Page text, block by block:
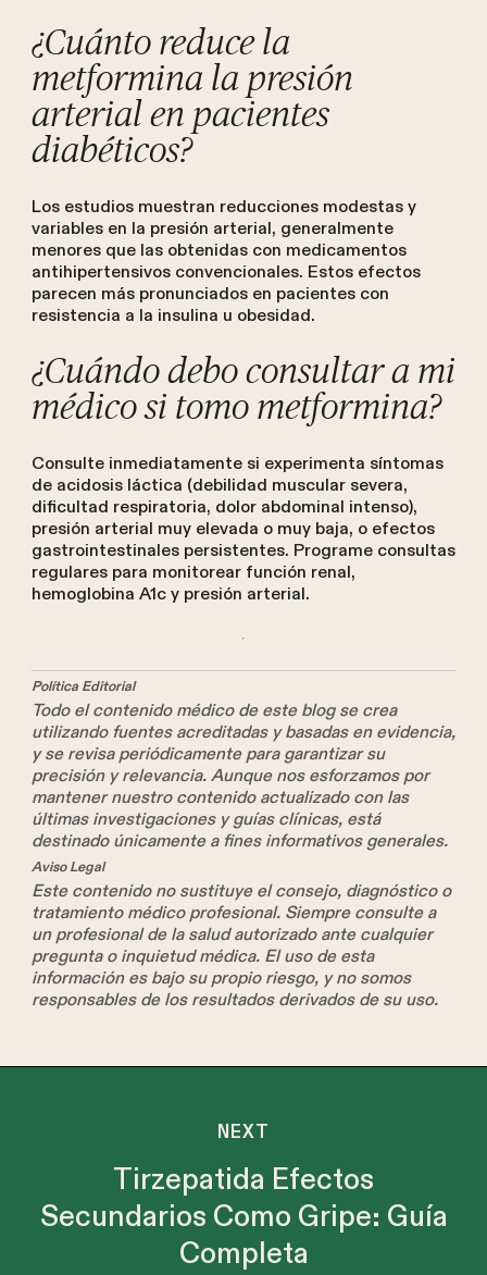
¿Cuánto reduce la
metformina la presión
arterial en pacientes
diabéticos?
Los estudios muestran reducciones modestas y
variables en la presión arterial, generalmente
menores que las obtenidas con medicamentos
antihipertensivos convencionales. Estos efectos
parecen más pronunciados en pacientes con
resistencia a la insulina u obesidad.
¿Cuándo debo consultar a mi
médico si tomo metformina?
Consulte inmediatamente si experimenta síntomas
de acidosis láctica (debilidad muscular severa,
dificultad respiratoria, dolor abdominal intenso),
presión arterial muy elevada o muy baja, o efectos
gastrointestinales persistentes. Programe consultas
regulares para monitorear función renal,
hemoglobina A1c y presión arterial.
Política Editorial
Todo el contenido médico de este blog se crea
utilizando fuentes acreditadas y basadas en evidencia,
y se revisa periódicamente para garantizar su
precisión y relevancia. Aunque nos esforzamos por
mantener nuestro contenido actualizado con las
últimas investigaciones y guías clínicas, está
destinado únicamente a fines informativos generales.
Aviso Legal
Este contenido no sustituye el consejo, diagnóstico o
tratamiento médico profesional. Siempre consulte a
un profesional de la salud autorizado ante cualquier
pregunta o inquietud médica. El uso de esta
información es bajo su propio riesgo, y no somos
responsables de los resultados derivados de su uso.
NEXT
Tirzepatida Efectos
Secundarios Como Gripe: Guía
Completa